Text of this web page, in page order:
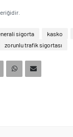
sigorta kasko
zorunlu trafik sigortası